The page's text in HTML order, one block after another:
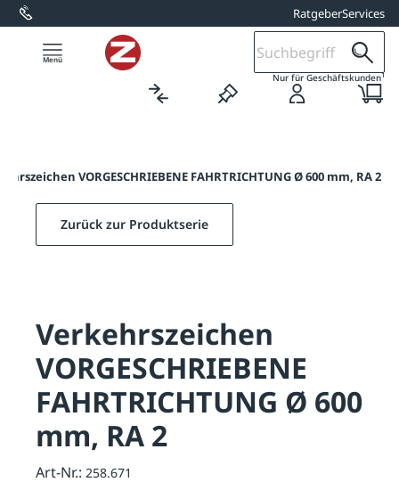
springen RatgeberServices
Nur für Geschäftskunden1
VORGESCHRIEBENE FAHRTRICHTUNG Ø 600 mm, RA 2
Zurück zur Produktserie
Verkehrszeichen
VORGESCHRIEBENE
FAHRTRICHTUNG Ø 600
mm, RA 2
Art-Nr.: 258.671